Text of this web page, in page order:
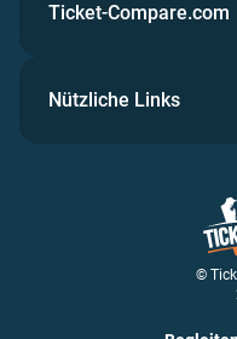
©
Ticket-Compare.com
Nützliche Links